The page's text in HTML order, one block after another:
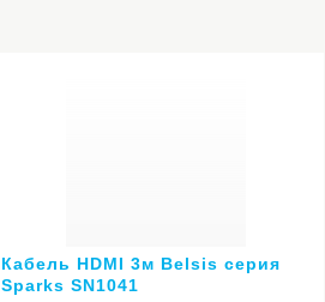
Кабель HDMI 3м Belsis серия
Sparks SN1041